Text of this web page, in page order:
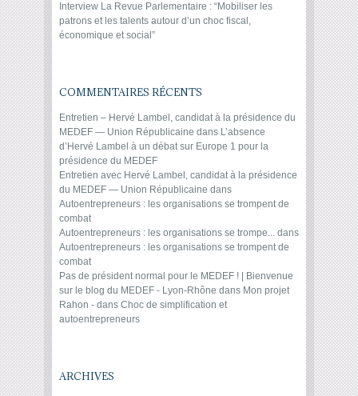
Interview La Revue Parlementaire : “Mobiliser les
patrons et les talents autour d’un choc fiscal,
économique et social”
COMMENTAIRES RÉCENTS
Entretien – Hervé Lambel, candidat à la présidence du
MEDEF — Union Républicaine dans L’absence
d’Hervé Lambel à un débat sur Europe 1 pour la
présidence du MEDEF
Entretien avec Hervé Lambel, candidat à la présidence
du MEDEF — Union Républicaine dans
Autoentrepreneurs : les organisations se trompent de
combat
Autoentrepreneurs : les organisations se trompe... dans
Autoentrepreneurs : les organisations se trompent de
combat
Pas de président normal pour le MEDEF ! | Bienvenue
sur le blog du MEDEF - Lyon-Rhône dans Mon projet
Rahon - dans Choc de simplification et
autoentrepreneurs
ARCHIVES